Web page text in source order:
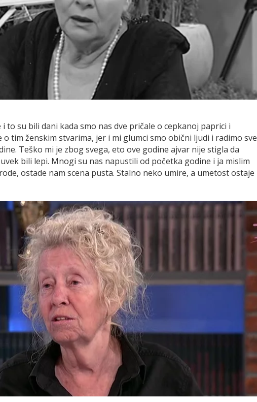
i to su bili dani kada smo nas dve pričale o cepkanoj paprici i
o tim ženskim stvarima, jer i mi glumci smo obični ljudi i radimo sve
Teško mi je zbog svega, eto ove godine ajvar nije stigla da
bili lepi. Mnogi su nas napustili od početka godine i ja mislim
ostade nam scena pusta. Stalno neko umire, a umetost ostaje